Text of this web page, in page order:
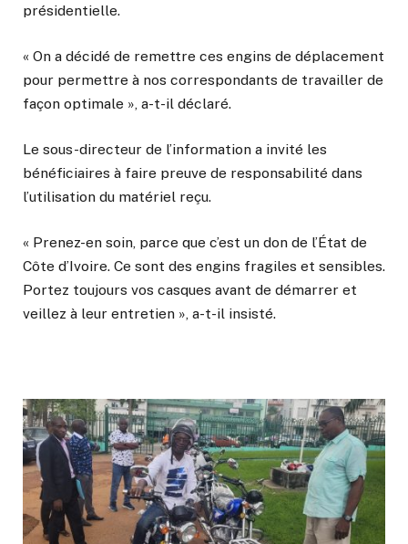
présidentielle.
« On a décidé de remettre ces engins de déplacement
pour permettre à nos correspondants de travailler de
façon optimale », a-t-il déclaré.
Le sous-directeur de l’information a invité les
bénéficiaires à faire preuve de responsabilité dans
l’utilisation du matériel reçu.
« Prenez-en soin, parce que c’est un don de l’État de
Côte d’Ivoire. Ce sont des engins fragiles et sensibles.
Portez toujours vos casques avant de démarrer et
veillez à leur entretien », a-t-il insisté.